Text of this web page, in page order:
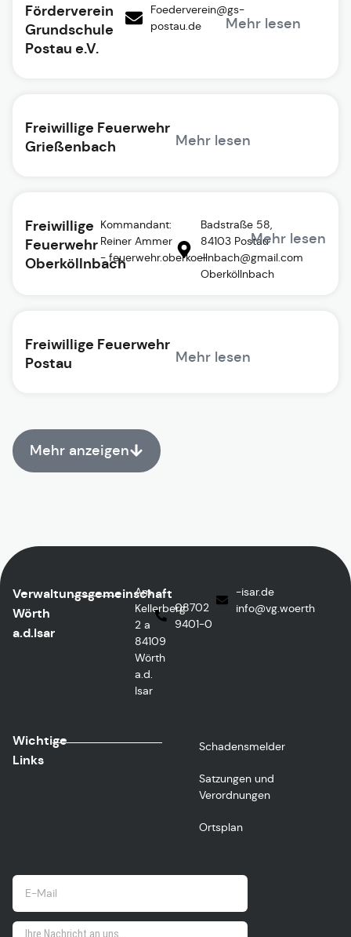
Förderverein
Grundschule
Postau e.V.
Foederverein@gs-
postau.de
Mehr lesen
Freiwillige Feuerwehr
Grießenbach
Mehr lesen
Freiwillige
Feuerwehr
Oberköllnbach
Kommandant:
Reiner Ammer
- feuerwehr.oberkoellnbach@gmail.com
Badstraße 58,
84103 Postau
–
Oberköllnbach
Mehr lesen
Freiwillige Feuerwehr
Postau
Mehr lesen
Mehr anzeigen
Verwaltungsgemeinschaft
Wörth
a.d.Isar
Am
Kellerberg
2 a
84109
Wörth
a.d.
Isar
08702
9401-0
ed.rasi-
htreow.gv
@ofni
Wichtige
Links
Schadensmelder
Satzungen und
Verordnungen
Ortsplan